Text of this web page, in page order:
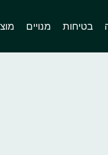
מנויים בטיחות